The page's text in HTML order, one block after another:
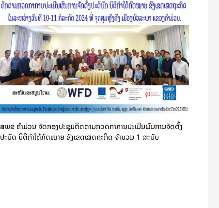
ສພຂ ຄໍາມ່ວນ ຈັດກອງປະຊຸມຕິດຕາມກວດກາການປະເມີນຜົນການຈັດຕັ້ງ
ປະບັດ ນິຕິກຳໃຕ້ກົດໝາຍ ຂົງເຂດເສດຖະກິດ ຈໍານວນ 1 ສະບັບ